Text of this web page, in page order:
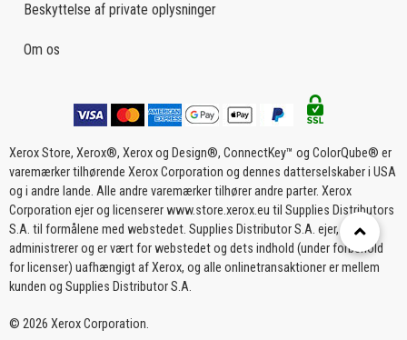
Beskyttelse af private oplysninger
Om os
Xerox Store, Xerox®, Xerox og Design®, ConnectKey™ og ColorQube® er
varemærker tilhørende Xerox Corporation og dennes datterselskaber i USA
og i andre lande. Alle andre varemærker tilhører andre parter. Xerox
Corporation ejer og licenserer www.store.xerox.eu til Supplies Distributors
S.A. til formålene med webstedet. Supplies Distributor S.A. ejer,
administrerer og er vært for webstedet og dets indhold (under forbehold
for licenser) uafhængigt af Xerox, og alle onlinetransaktioner er mellem
kunden og Supplies Distributor S.A.
© 2026 Xerox Corporation.